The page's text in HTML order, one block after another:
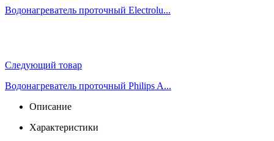
Водонагреватель проточный Electrolu...
Следующий товар
Водонагреватель проточный Philips A...
Описание
Характеристики